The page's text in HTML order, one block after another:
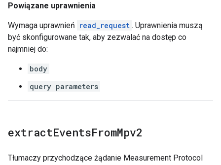
Powiązane uprawnienia
Wymaga uprawnień read_request . Uprawnienia muszą
być skonfigurowane tak, aby zezwalać na dostęp co
najmniej do:
body
query parameters
extractEventsFromMpv2
Tłumaczy przychodzące żądanie Measurement Protocol